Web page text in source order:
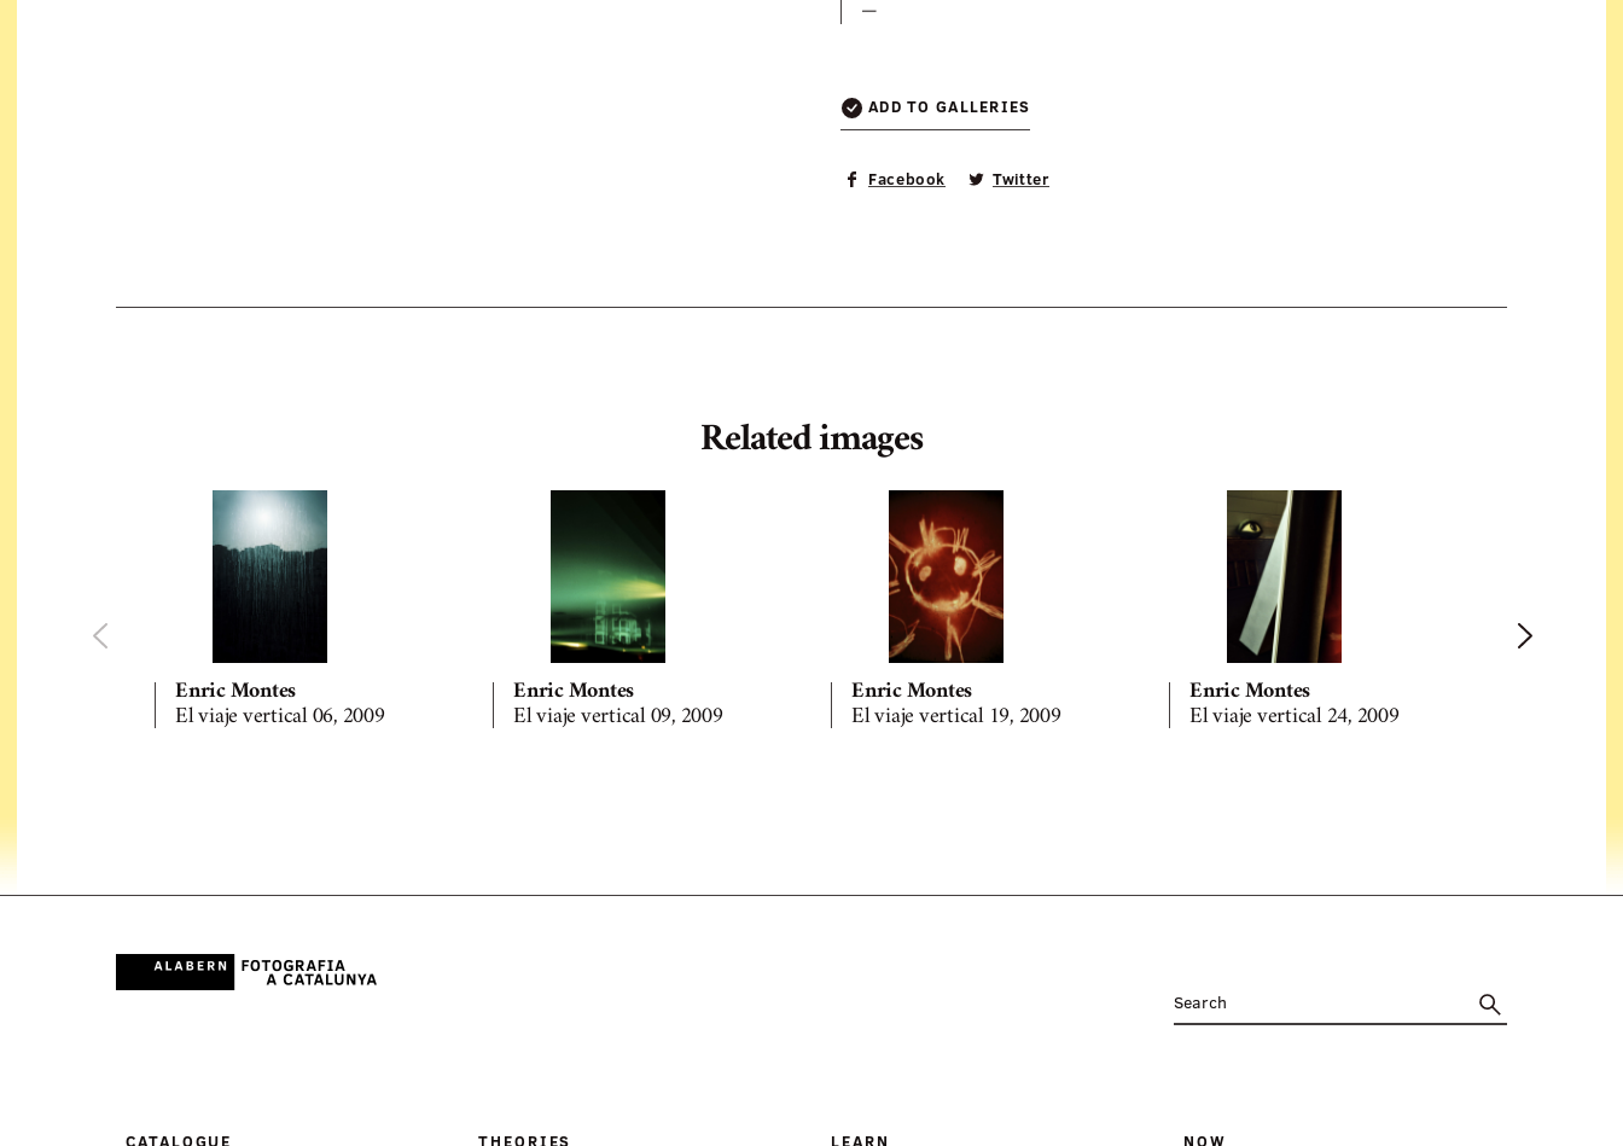
—
ADD TO GALLERIES
Facebook Twitter
Related images
Enric Montes
El viaje vertical 06, 2009
Enric Montes
El viaje vertical 09, 2009
Enric Montes
El viaje vertical 19, 2009
Enric Montes
El viaje vertical 24, 2009
CATALOGUE THEORIES LEARN NOW